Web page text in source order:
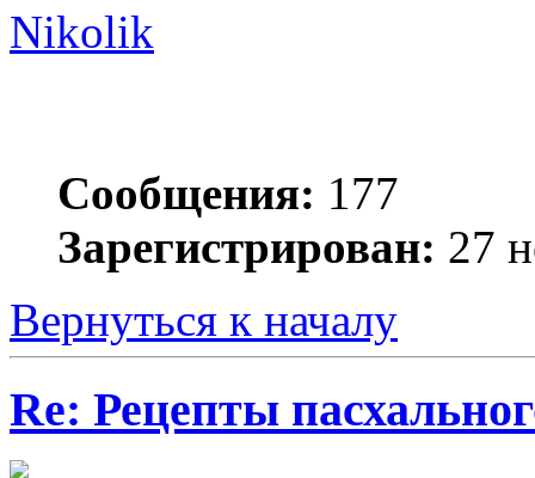
Nikolik
Сообщения: 177
Зарегистрирован: 27
Вернуться к началу
Re: Рецепты